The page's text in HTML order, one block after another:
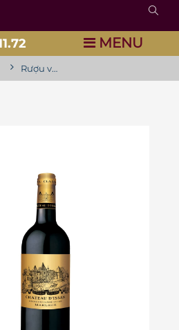
MENU
Rượu vang Château d’Issan, 3rd Growth, Grand Cru Classe 2017